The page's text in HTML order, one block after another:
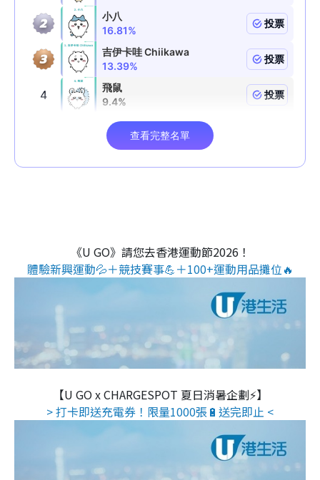
《U GO》請您去香港運動節2026！
體驗新興運動💦＋競技賽事💪＋100+運動用品攤位🔥
【U GO x CHARGESPOT 夏日消暑企劃⚡】
> 打卡即送充電券！限量1000張🔋送完即止 <